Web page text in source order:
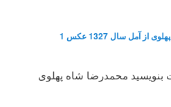
از آمل سال 1327 عکس 1
محمدرضا شاه پهلوی